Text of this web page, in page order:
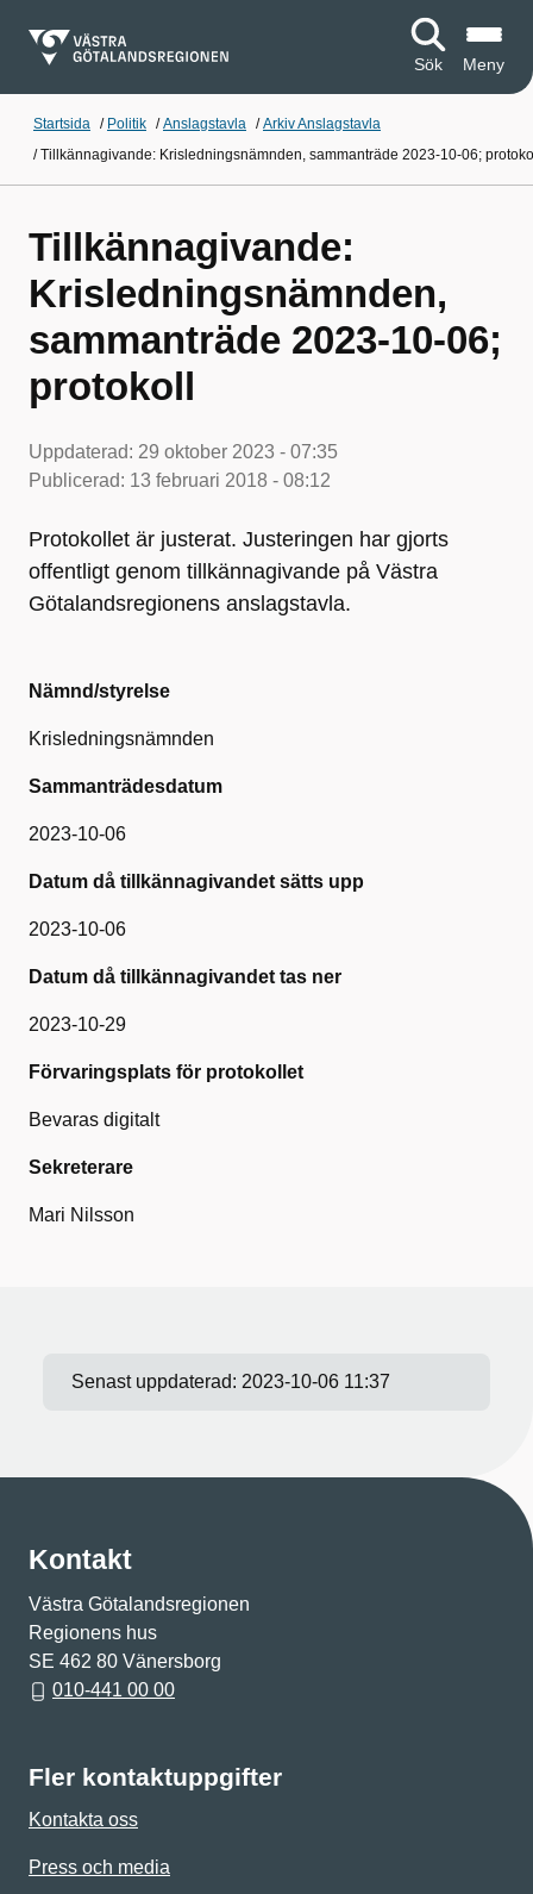
Sök Meny
Startsida / Politik /Anslagstavla /Arkiv Anslagstavla
/Tillkännagivande: Krisledningsnämnden, sammanträde 2023-10-06;
Tillkännagivande:
Krisledningsnämnden,
sammanträde 2023-10-06;
protokoll
Uppdaterad: 29 oktober 2023 - 07:35
Publicerad: 13 februari 2018 - 08:12
Protokollet är justerat. Justeringen har gjorts
offentligt genom tillkännagivande på Västra
Götalandsregionens anslagstavla.
Nämnd/styrelse
Krisledningsnämnden
Sammanträdesdatum
2023-10-06
Datum då tillkännagivandet sätts upp
2023-10-06
Datum då tillkännagivandet tas ner
2023-10-29
Förvaringsplats för protokollet
Bevaras digitalt
Sekreterare
Mari Nilsson
Senast uppdaterad: 2023-10-06 11:37
Kontakt
Västra Götalandsregionen
Regionens hus
SE 462 80 Vänersborg
010-441 00 00
Fler kontaktuppgifter
Kontakta oss
Press och media